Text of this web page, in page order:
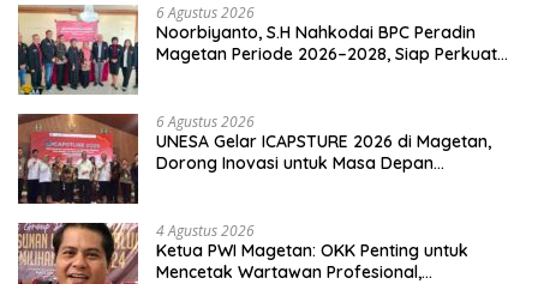
6 Agustus 2026
Noorbiyanto, S.H Nahkodai BPC Peradin
Magetan Periode 2026–2028, Siap Perkuat
6 Agustus 2026
UNESA Gelar ICAPSTURE 2026 di Magetan,
Dorong Inovasi untuk Masa Depan
4 Agustus 2026
Ketua PWI Magetan: OKK Penting untuk
Mencetak Wartawan Profesional,